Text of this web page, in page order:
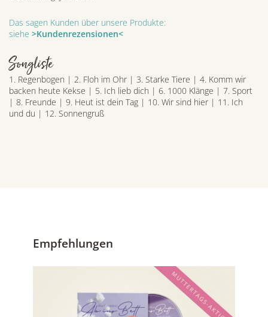
Das sagen Kunden über unsere Produkte:
siehe >Kundenrezensionen<
Songliste
1. Regenbogen | 2. Floh im Ohr | 3. Starke Tiere | 4. Komm wir
backen heute Kekse | 5. Ich lieb dich | 6. 1000 Klänge | 7. Sport
| 8. Freunde | 9. Heut ist dein Tag | 10. Wir sind hier | 11. Ich
und du | 12. Sonnengruß
Empfehlungen